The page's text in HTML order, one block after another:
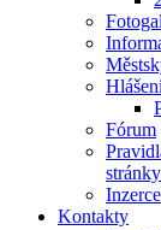
Fórum
Inzerce
Kontakty